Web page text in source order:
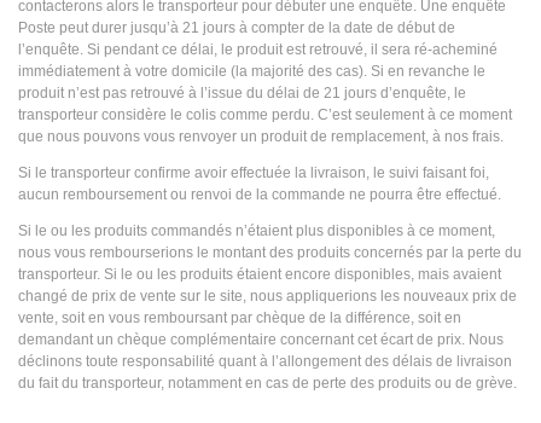
contacterons alors le transporteur pour débuter une enquête. Une enquête
Poste peut durer jusqu’à 21 jours à compter de la date de début de
l’enquête. Si pendant ce délai, le produit est retrouvé, il sera ré-acheminé
immédiatement à votre domicile (la majorité des cas). Si en revanche le
produit n’est pas retrouvé à l’issue du délai de 21 jours d’enquête, le
transporteur considère le colis comme perdu. C’est seulement à ce moment
que nous pouvons vous renvoyer un produit de remplacement, à nos frais.
Si le transporteur confirme avoir effectuée la livraison, le suivi faisant foi,
aucun remboursement ou renvoi de la commande ne pourra être effectué.
Si le ou les produits commandés n’étaient plus disponibles à ce moment,
nous vous rembourserions le montant des produits concernés par la perte du
transporteur. Si le ou les produits étaient encore disponibles, mais avaient
changé de prix de vente sur le site, nous appliquerions les nouveaux prix de
vente, soit en vous remboursant par chèque de la différence, soit en
demandant un chèque complémentaire concernant cet écart de prix. Nous
déclinons toute responsabilité quant à l’allongement des délais de livraison
du fait du transporteur, notamment en cas de perte des produits ou de grève.